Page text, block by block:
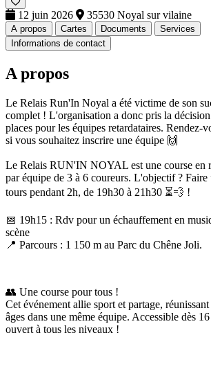
12 juin 2026 35530 Noyal sur vilaine
A propos Cartes Documents
Services
Informations de contact
A propos
Le Relais Run'In Noyal a été victime de son
complet ! L'organisation a donc pris la
places pour les équipes retardataires. Rendez-
si vous souhaitez inscrire une équipe 🙌
Le Relais RUN'IN NOYAL est une course en
par équipe de 3 à 6 coureurs. L'objectif ?
tours pendant 2h, de 19h30 à 21h30 ⏳💨 !
📅 19h15 : Rdv pour un échauffement en
scène
📍 Parcours : 1 150 m au Parc du Chêne Joli.
👥 Une course pour tous !
Cet événement allie sport et partage,
âges dans une même équipe. Accessible dès
ouvert à tous les niveaux !